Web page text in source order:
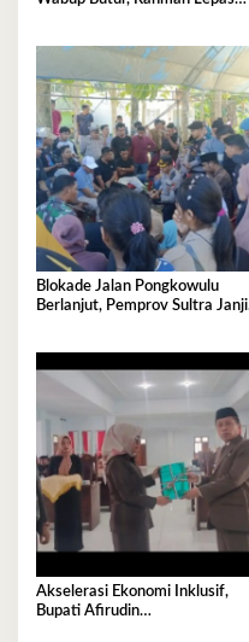
Blokade Jalan Pongkowulu
Berlanjut, Pemprov Sultra Janji
Akselerasi Ekonomi Inklusif,
Bupati Afirudin